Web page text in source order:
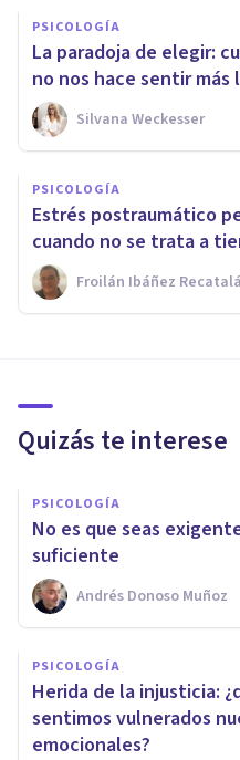
PSICOLOGÍA
La paradoja de elegir:
no nos hace sentir más
Silvana Weckesser
PSICOLOGÍA
Estrés postraumático
cuando no se trata a
Froilán Ibáñez Recatalá
Quizás te interese
PSICOLOGÍA
No es que seas
suficiente
Andrés Donoso Muñoz
PSICOLOGÍA
Herida de la injusticia:
sentimos vulnerados
emocionales?